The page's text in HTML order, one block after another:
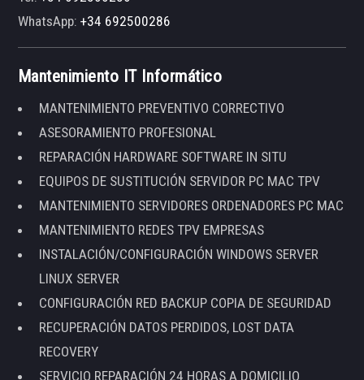
WhatsApp:+34 692500286
Mantenimiento IT Informático
MANTENIMIENTO PREVENTIVO CORRECTIVO
ASESORAMIENTO PROFESIONAL
REPARACIÓN HARDWARE SOFTWARE IN SITU
EQUIPOS DE SUSTITUCIÓN SERVIDOR PC MAC TPV
MANTENIMIENTO SERVIDORES ORDENADORES PC MAC
MANTENIMIENTO REDES TPV EMPRESAS
INSTALACIÓN/CONFIGURACIÓN WINDOWS SERVER
LINUX SERVER
CONFIGURACIÓN RED BACKUP COPIA DE SEGURIDAD
RECUPERACIÓN DATOS PERDIDOS, LOST DATA
RECOVERY
SERVICIO REPARACIÓN 24 HORAS A DOMICILIO